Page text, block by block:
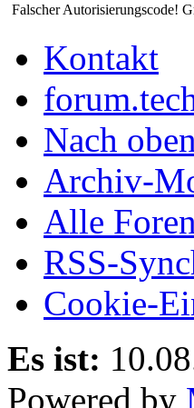
Falscher Autorisierungscode!
Kontakt
Nach oben
Archiv-
Alle
RSS-
Cookie-
Es ist:
Powered by